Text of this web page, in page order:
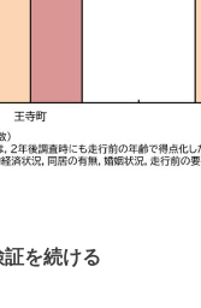
を続ける